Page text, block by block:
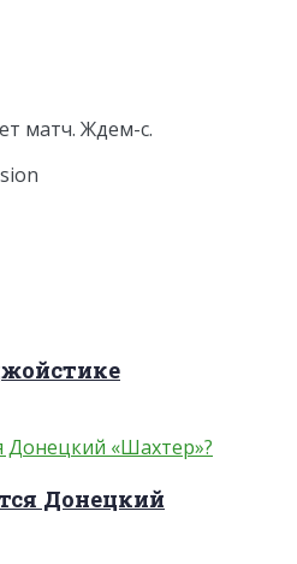
матч. Ждем-с.
Донецкий